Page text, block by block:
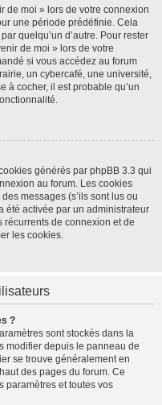
de moi » lors de votre connexion
une période prédéfinie. Cela
quelqu’un d’autre. Pour rester
de moi » lors de votre
si vous accédez au forum
un cybercafé, une université,
à cocher, il est probable qu’un
générés par phpBB 3.3 qui
au forum. Les cookies
messages (s’ils sont lus ou
été activée par un administrateur
récurrents de connexion et de
les cookies.
?
sont stockés dans la
modifier depuis le panneau de
se trouve généralement en
des pages du forum. Ce
paramètres et toutes vos